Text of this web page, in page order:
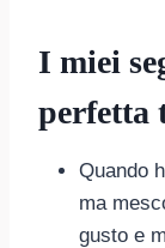
I miei
perfetta
Quando
ma
gusto e